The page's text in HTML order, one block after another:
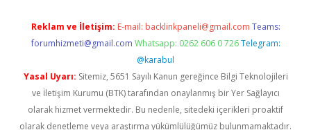
Reklam ve İletişim: E-mail: backlinkpaneli@gmail.com Teams:
forumhizmeti@gmail.com Whatsapp: 0262 606 0 726 Telegram:
@karabul
Yasal Uyarı: Sitemiz, 5651 Sayılı Kanun gereğince Bilgi Teknolojileri
ve İletişim Kurumu (BTK) tarafından onaylanmış bir Yer Sağlayıcı
olarak hizmet vermektedir. Bu nedenle, sitedeki içerikleri proaktif
olarak denetleme veya araştırma yükümlülüğümüz bulunmamaktadır.